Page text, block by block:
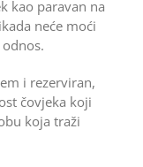
kao paravan na
neće moći
i rezerviran,
čovjeka koji
koja traži